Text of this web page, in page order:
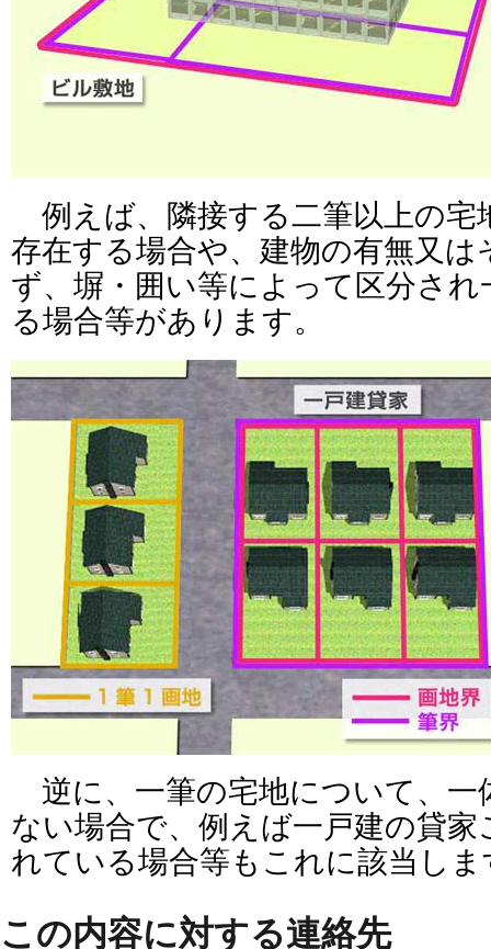
例えば、隣接する二筆以上の宅
存在する場合や、建物の有無又
ず、塀・囲い等によって区分さ
る場合等があります。
逆に、一筆の宅地について、一
ない場合で、例えば一戸建の貸
れている場合等もこれに該当しま
この内容に対する連絡先